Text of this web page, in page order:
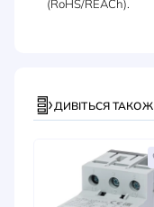
(RoHS/REACh).
ДИВІТЬСЯ ТАКОЖ